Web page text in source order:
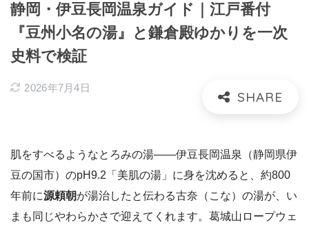
静岡・伊豆長岡温泉ガイド｜江戸番付
『豆州小名の湯』と鎌倉殿ゆかりを一次
史料で検証
2026年7月4日
肌をすべるようなとろみの湯――伊豆長岡温泉（静岡県伊
豆の国市）のpH9.2「美肌の湯」に身を沈めると、約800
年前に源頼朝が湯治したと伝わる古奈（こな）の湯が、い
まも同じやわらかさで迎えてくれます。葛城山ロープウェ